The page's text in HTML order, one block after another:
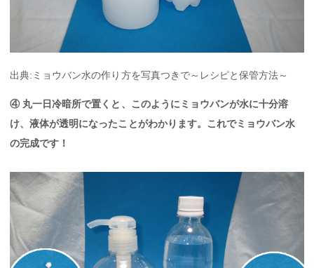
出典:ミョウバン水の作り方を写真つきで～レシピと保管方法～
④ 丸一日冷暗所で置くと、このようにミョウバンが水に十分溶
け、液体が透明になったことがわかります。これでミョウバン水
の完成です！